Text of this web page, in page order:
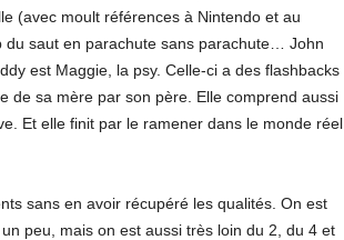
(avec moult références à Nintendo et au
du saut en parachute sans parachute… John
est Maggie, la psy. Celle-ci a des flashbacks
de sa mère par son père. Elle comprend aussi
Et elle finit par le ramener dans le monde réel
sans en avoir récupéré les qualités. On est
peu, mais on est aussi très loin du 2, du 4 et